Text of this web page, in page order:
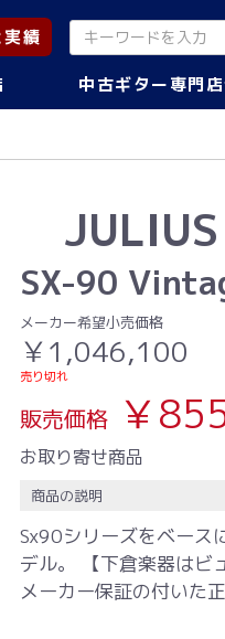
績
中古ギター専門
JULIUS
SX-90
お取り寄せ商品
メーカー希望小売価格
￥1,046,100
売り切れ
販売価格 ￥
商品の説明
Sx90シリーズをベース
デル。 【下倉楽器はビ
メーカー保証の付いた